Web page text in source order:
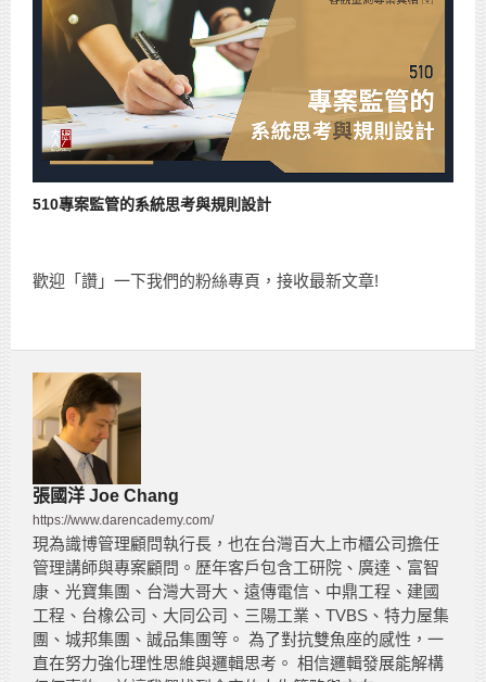
510專案監管的系統思考與規則設計
歡迎「讚」一下我們的粉絲專頁，接收最新文章!
張國洋 Joe Chang
https://www.darencademy.com/
現為識博管理顧問執行長，也在台灣百大上市櫃公司擔任
管理講師與專案顧問。歷年客戶包含工研院、廣達、富智
康、光寶集團、台灣大哥大、遠傳電信、中鼎工程、建國
工程、台橡公司、大同公司、三陽工業、TVBS、特力屋集
團、城邦集團、誠品集團等。 為了對抗雙魚座的感性，一
直在努力強化理性思維與邏輯思考。 相信邏輯發展能解構